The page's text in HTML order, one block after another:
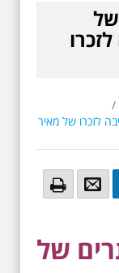
של
/
לזכרו של מאיר
Email
Email
של